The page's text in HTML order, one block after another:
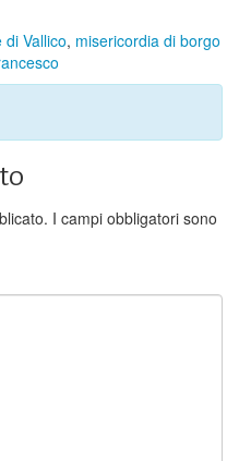
di Vallico, misericordia di borgo
I campi obbligatori sono